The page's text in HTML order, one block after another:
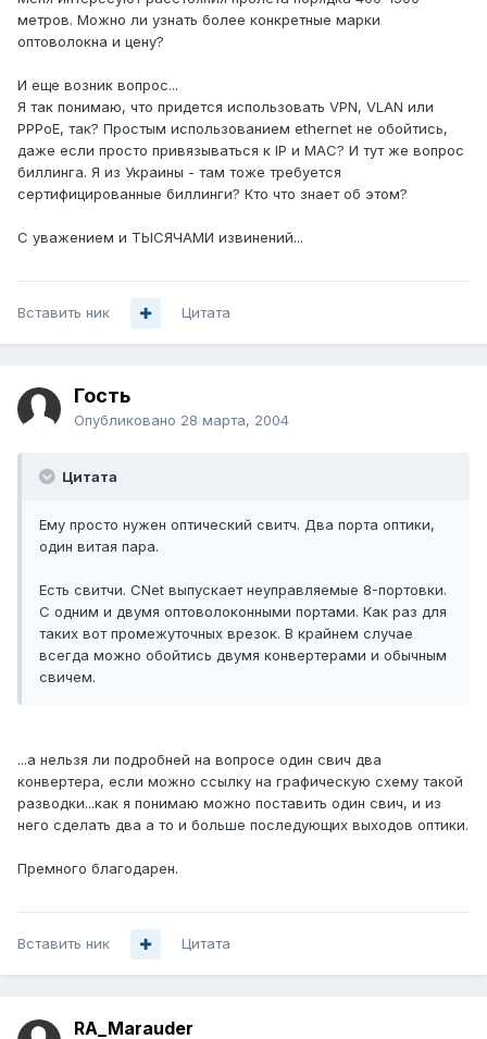
метров. Можно ли узнать более конкретные марки
оптоволокна и цену?
И еще возник вопрос...
Я так понимаю, что придется использовать VPN, VLAN или
PPPoE, так? Простым использованием ethernet не обойтись,
даже если просто привязываться к IP и MAC? И тут же вопрос
биллинга. Я из Украины - там тоже требуется
сертифицированные биллинги? Кто что знает об этом?
С уважением и ТЫСЯЧАМИ извинений...
Вставить ник Цитата
Гость
Опубликовано 28 марта, 2004
Цитата
Ему просто нужен оптический свитч. Два порта оптики,
один витая пара.
Есть свитчи. CNet выпускает неуправляемые 8-портовки.
С одним и двумя оптоволоконными портами. Как раз для
таких вот промежуточных врезок. В крайнем случае
всегда можно обойтись двумя конвертерами и обычным
свичем.
...а нельзя ли подробней на вопросе один свич два
конвертера, если можно ссылку на графическую схему такой
разводки...как я понимаю можно поставить один свич, и из
него сделать два а то и больше последующих выходов оптики.
Премного благодарен.
Вставить ник Цитата
RA_Marauder